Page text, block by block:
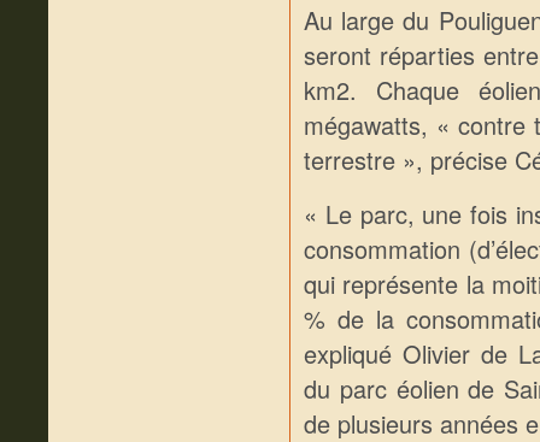
Au large du
seront réparties
km2. Chaque
mégawatts, « contre
terrestre », précise
« Le parc, une fois
consommation
qui représente la
% de la
expliqué Olivier de
du parc éolien de
de plusieurs années